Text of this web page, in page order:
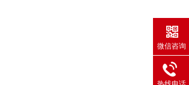
微信咨询
热线电话